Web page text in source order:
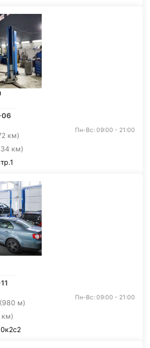
06
км)
км)
Пн-Вс: 09:00 - 21:00
(980 м)
км)
Пн-Вс: 09:00 - 21:00